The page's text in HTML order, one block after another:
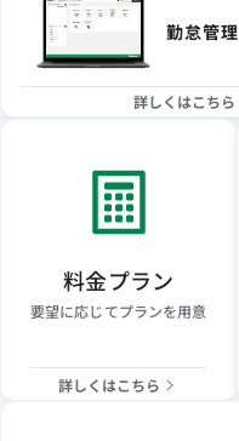
勤怠管理
詳しくはこちら
料金プラン
要望に応じてプランを用意
詳しくはこちら